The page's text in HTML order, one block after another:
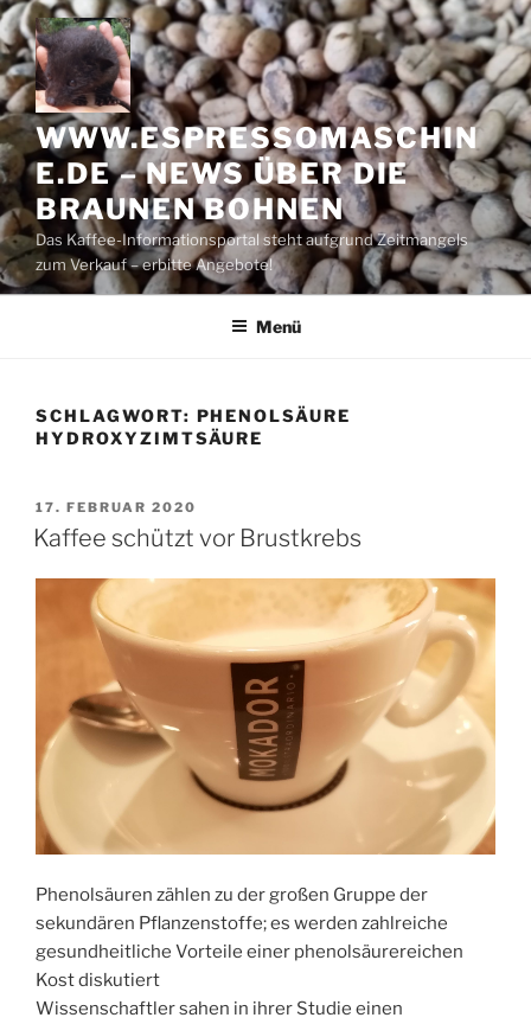
Zum
Inhalt
springen
WWW.ESPRESSOMASCHIN
E.DE – NEWS ÜBER DIE
BRAUNEN BOHNEN
Das Kaffee-Informationsportal steht aufgrund Zeitmangels
zum Verkauf – erbitte Angebote!
Menü
SCHLAGWORT: PHENOLSÄURE
HYDROXYZIMTSÄURE
VERÖFFENTLICHT
AM
17. FEBRUAR 2020
Kaffee schützt vor Brustkrebs
Phenolsäuren zählen zu der großen Gruppe der
sekundären Pflanzenstoffe; es werden zahlreiche
gesundheitliche Vorteile einer phenolsäurereichen
Kost diskutiert
Wissenschaftler sahen in ihrer Studie einen